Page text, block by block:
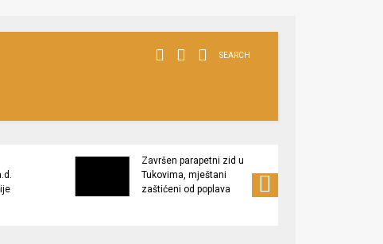
SEARCH
Završen parapetni zid u
Tukovima, mještani
zaštićeni od poplava